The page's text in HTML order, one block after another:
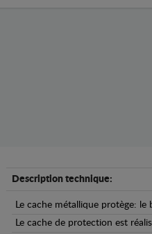
Description technique:
Le cache métallique protège:
Le cache de protection est